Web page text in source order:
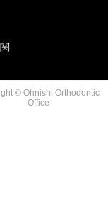
© Ohnishi Orthodontic
Office